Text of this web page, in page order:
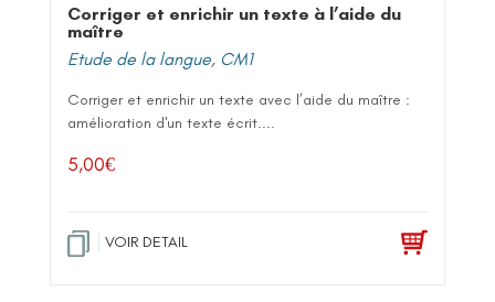
Corriger et enrichir un texte à l’aide du
maître
Etude de la langue, CM1
Corriger et enrichir un texte avec l’aide du maître :
amélioration d'un texte écrit....
5,00€
VOIR DETAIL